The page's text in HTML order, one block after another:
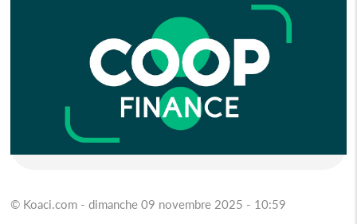
© Koaci.com - dimanche 09 novembre 2025 - 10:59